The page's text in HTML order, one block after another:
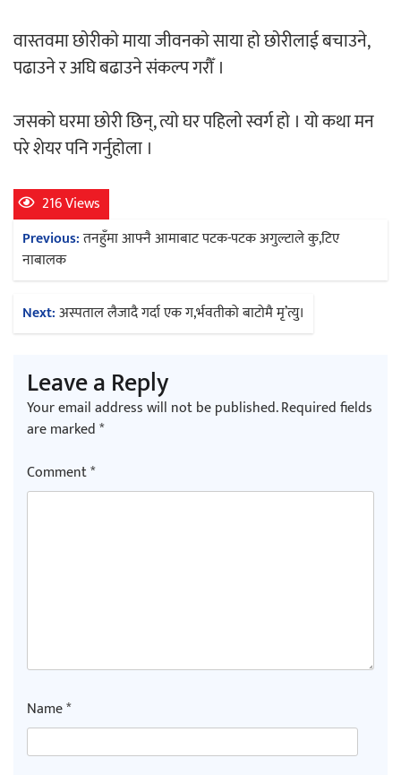
वास्तवमा छाेरीकाे माया जीवनकाे साया हाे छाेरीलाई बचाउने,
पढाउने र अघि बढाउने संकल्प गरौँ ।
जसकाे घरमा छाेरी छिन्, त्याे घर पहिलाे स्वर्ग हाे । यो कथा मन
परे शेयर पनि गर्नुहोला ।
216 Views
Post
navigation
Previous:तनहुँमा आफ्नै आमाबाट पटक-पटक अगुल्टाले कु,टिए
नाबालक
Next:अस्पताल लैजादै गर्दा एक ग,र्भवतीको बाटोमै मृ’त्यु।
Leave a Reply
Your email address will not be published.Required fields
are marked*
Comment*
Name*